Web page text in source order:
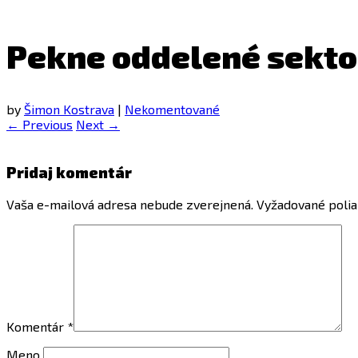
Pekne oddelené
by Šimon Kostrava | Nekomentované
← Previous Next →
Pridaj komentár
Vaša e-mailová adresa nebude zverejnená. Vyžadované
Komentár *
Meno